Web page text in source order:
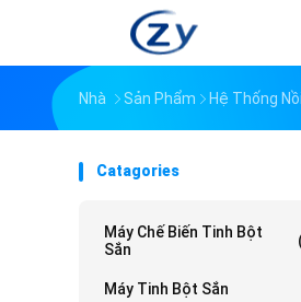
Nhà Sản Phẩm Hệ Thống
Catagories
Máy Chế Biến Tinh Bột
Sắn
Máy Tinh Bột Sắn